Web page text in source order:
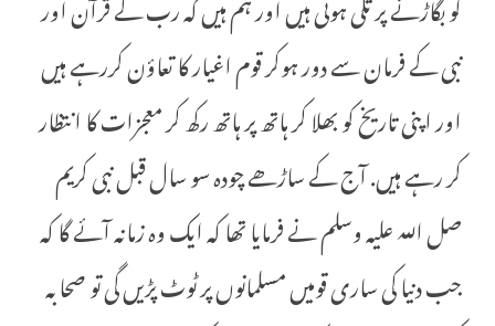
نبی کے فرمان سے دور ہوکر قوم اغیار کا تعاؤن کررہے ہیں
اور اپنی تاریخ کو بھلا کر ہاتھ پر ہاتھ رکھ کر معجزات کا انتظار
کر رہے ہیں. آج کے ساڑھے چودہ سو سال قبل نبی کریم
صل اللہ علیہ وسلم نے فرمایا تھا کہ ایک وہ زمانہ آئے گا کہ
جب دنیا کی ساری قومیں مسلمانوں پر ٹوٹ پڑیں گی تو صحابہ